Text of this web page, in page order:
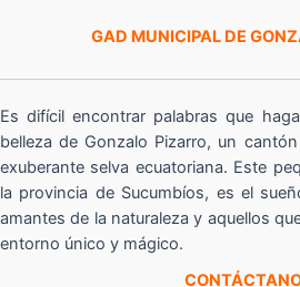
GAD MUNICIPAL DE
Es difícil encontrar palabras que
belleza de Gonzalo Pizarro, un
exuberante selva ecuatoriana. Este
la provincia de Sucumbíos, es el
amantes de la naturaleza y aquellos
entorno único y mágico.